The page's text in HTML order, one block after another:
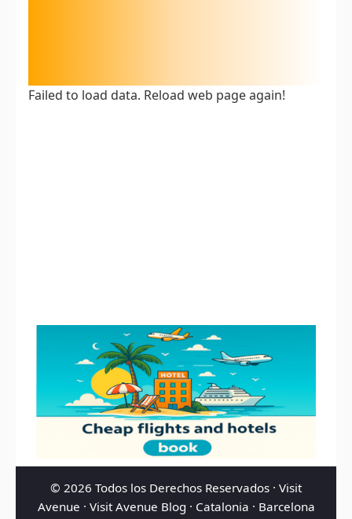
Failed to load data. Reload web page again!
© 2026 Todos los Derechos Reservados · Visit
Avenue · Visit Avenue Blog · Catalonia · Barcelona